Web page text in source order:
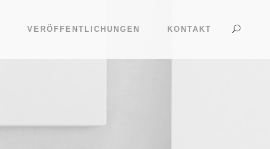
VERÖFFENTLICHUNGEN KONTAKT